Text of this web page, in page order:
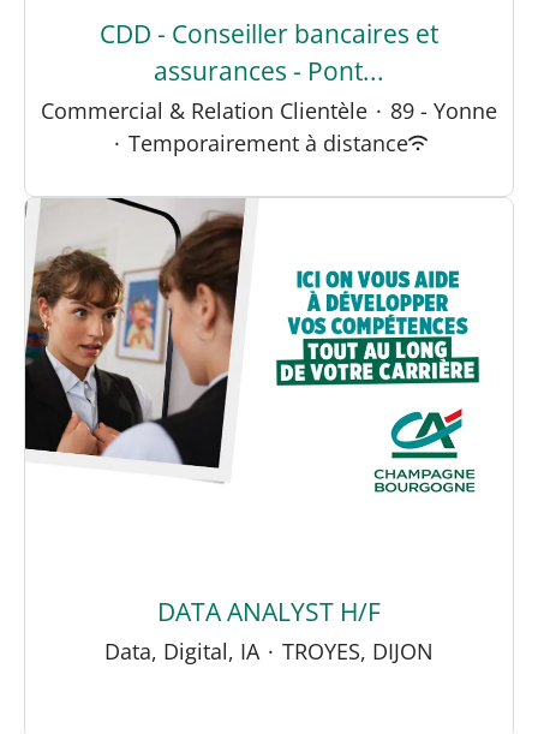
CDD - Conseiller bancaires et
assurances - Pont...
Commercial & Relation Clientèle · 89 - Yonne
· Temporairement à distance
DATA ANALYST H/F
Data, Digital, IA · TROYES, DIJON